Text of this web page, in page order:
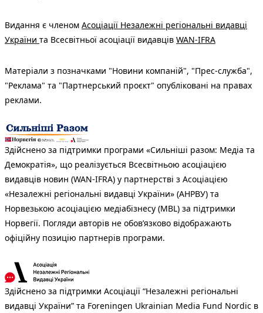
Видання є членом Асоціації Незалежні регіональні видавці
України та Всесвітньої асоціації видавців WAN-IFRA
Матеріали з позначками "Новини компаній", "Прес-служба",
"Реклама" та "Партнерський проєкт" опубліковані на правах
реклами.
Здійснено за підтримки програми «Сильніші разом: Медіа та
Демократія», що реалізується Всесвітньою асоціацією
видавців новин (WAN-IFRA) у партнерстві з Асоціацією
«Незалежні регіональні видавці України» (АНРВУ) та
Норвезькою асоціацією медіабізнесу (MBL) за підтримки
Норвегії. Погляди авторів не обов’язково відображають
офіційну позицію партнерів програми.
Здійснено за підтримки Асоціації “Незалежні регіональні
видавці України” та Foreningen Ukrainian Media Fund Nordic в